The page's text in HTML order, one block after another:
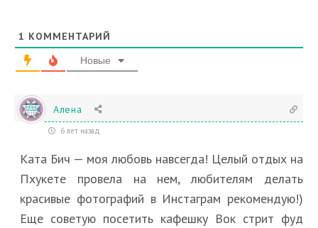
1 КОММЕНТАРИЙ
Новые
Алена
6 лет назад
Ката Бич — моя любовь навсегда! Целый отдых на
Пхукете провела на нем, любителям делать
красивые фотографий в Инстаграм рекомендую!)
Еще советую посетить кафешку Вок стрит фуд